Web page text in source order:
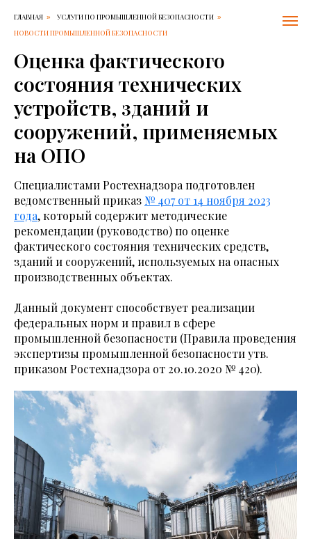
ГЛАВНАЯ » УСЛУГИ ПО ПРОМЫШЛЕННОЙ БЕЗОПАСНОСТИ »
НОВОСТИ ПРОМЫШЛЕННОЙ БЕЗОПАСНОСТИ
Оценка фактического
состояния технических
устройств, зданий и
сооружений, применяемых
на ОПО
Специалистами Ростехнадзора подготовлен
ведомственный приказ № 407 от 14 ноября 2023
года, который содержит методические
рекомендации (руководство) по оценке
фактического состояния технических средств,
зданий и сооружений, используемых на опасных
производственных объектах.
Данный документ способствует реализации
федеральных норм и правил в сфере
промышленной безопасности (Правила проведения
экспертизы промышленной безопасности утв.
приказом Ростехнадзора от 20.10.2020 № 420).